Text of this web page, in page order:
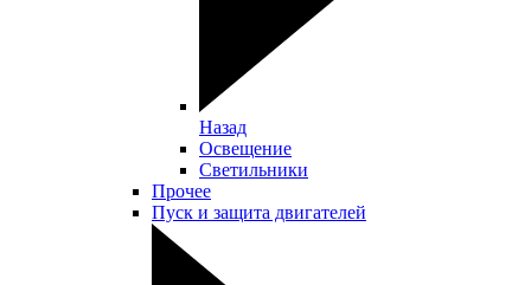
Назад
Освещение
Светильники
Прочее
Пуск и защита двигателей